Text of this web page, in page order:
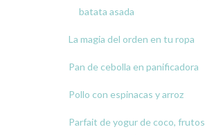
batata asada
La magia del orden en tu ropa
Pan de cebolla en panificadora
Pollo con espinacas y arroz
Parfait de yogur de coco, frutos